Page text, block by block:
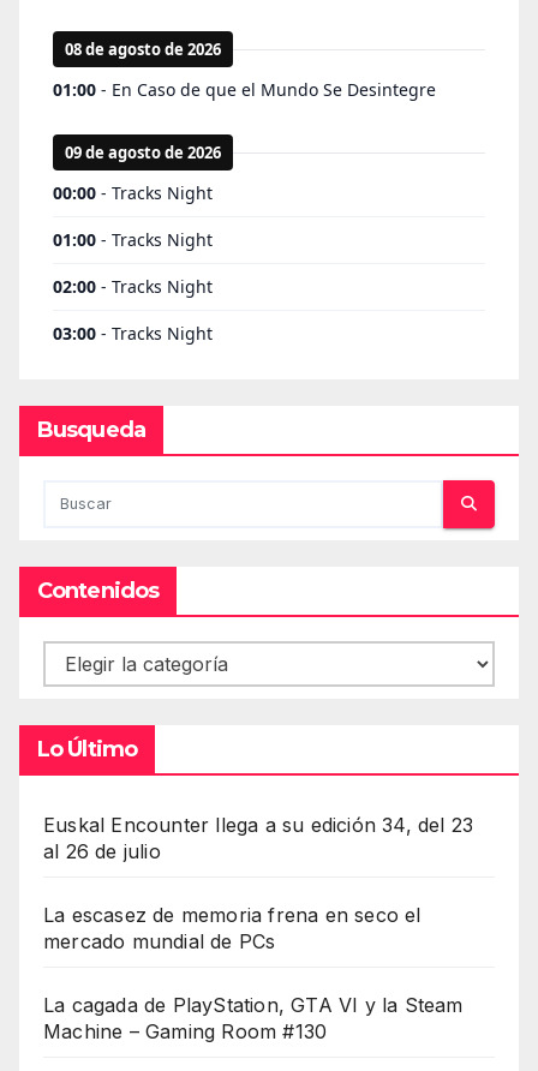
Busqueda
Contenidos
Contenidos
Lo Último
Euskal Encounter llega a su edición 34, del 23
al 26 de julio
La escasez de memoria frena en seco el
mercado mundial de PCs
La cagada de PlayStation, GTA VI y la Steam
Machine – Gaming Room #130